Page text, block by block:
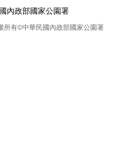
內政部國家公園署
所有©中華民國內政部國家公園署